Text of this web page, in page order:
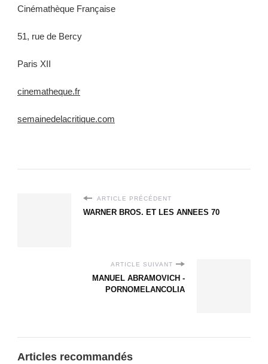
Cinémathèque Française
51, rue de Bercy
Paris XII
cinematheque.fr
semainedelacritique.com
ARTICLE PRÉCÉDENT
WARNER BROS. ET LES ANNEES 70
ARTICLE SUIVANT
MANUEL ABRAMOVICH -
PORNOMELANCOLIA
Articles recommandés